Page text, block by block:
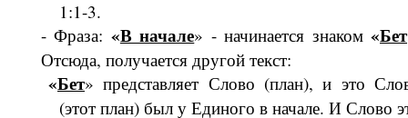
1:1-3.
- Фраза: «В начале» - начинается зна­ком«Бет
Отсюда, получается другой текст:
«Бет» представляет Слово (план), и это
(этот план) был у Единого в начале. И Слово